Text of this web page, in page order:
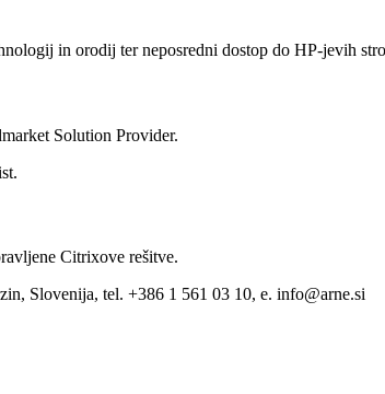
in orodij ter neposredni dostop do HP-jevih
Solution Provider.
Citrixove rešitve.
Slovenija, tel. +386 1 561 03 10, e. info@arne.si